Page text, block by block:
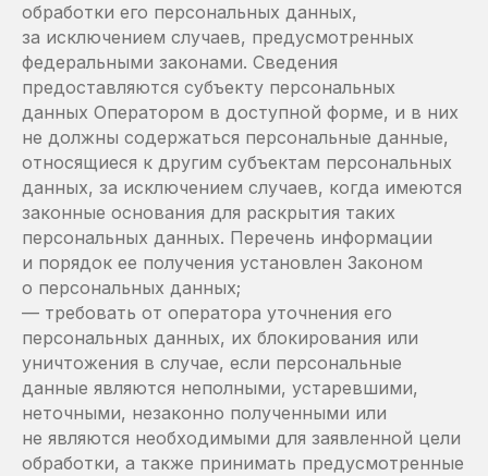
обработки его персональных данных,
за исключением случаев, предусмотренных
федеральными законами. Сведения
предоставляются субъекту персональных
данных Оператором в доступной форме, и в них
не должны содержаться персональные данные,
относящиеся к другим субъектам персональных
данных, за исключением случаев, когда имеются
законные основания для раскрытия таких
персональных данных. Перечень информации
и порядок ее получения установлен Законом
о персональных данных;
— требовать от оператора уточнения его
персональных данных, их блокирования или
уничтожения в случае, если персональные
данные являются неполными, устаревшими,
неточными, незаконно полученными или
не являются необходимыми для заявленной цели
обработки, а также принимать предусмотренные